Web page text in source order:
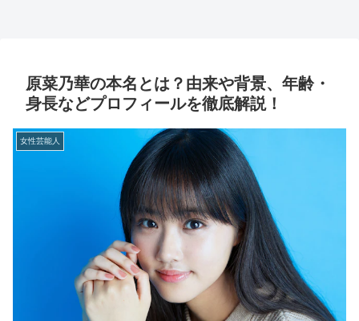
原菜乃華の本名とは？由来や背景、年齢・
身長などプロフィールを徹底解説！
女性芸能人